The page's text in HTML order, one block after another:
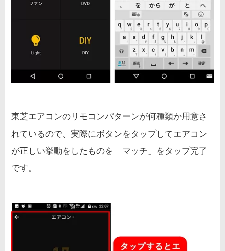
東芝エアコンのリモコンパターンが何種類か用意さ
れているので、実際にボタンをタップしてエアコン
が正しい挙動をしたものを「マッチ」をタップ完了
です。